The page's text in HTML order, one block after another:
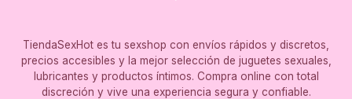
TiendaSexHot es tu sexshop con envíos rápidos y discretos,
precios accesibles y la mejor selección de juguetes sexuales,
lubricantes y productos íntimos. Compra online con total
discreción y vive una experiencia segura y confiable.